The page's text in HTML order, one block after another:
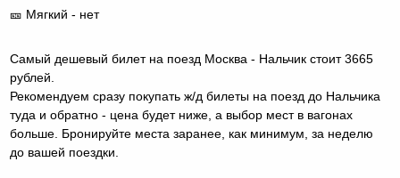
🎫 Мягкий - нет
Самый дешевый билет на поезд Москва - Нальчик стоит 3665
рублей.
Рекомендуем сразу покупать ж/д билеты на поезд до Нальчика
туда и обратно - цена будет ниже, а выбор мест в вагонах
больше. Бронируйте места заранее, как минимум, за неделю
до вашей поездки.